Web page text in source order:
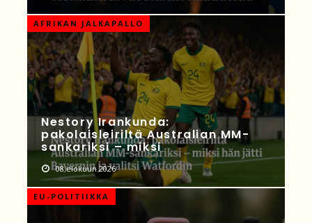
AFRIKAN JALKAPALLO
Nestory Irankunda:
pakolaisleiriltä Australian MM-
sankariksi – miksi
08 elokuun 2026
EU-POLITIIKKA